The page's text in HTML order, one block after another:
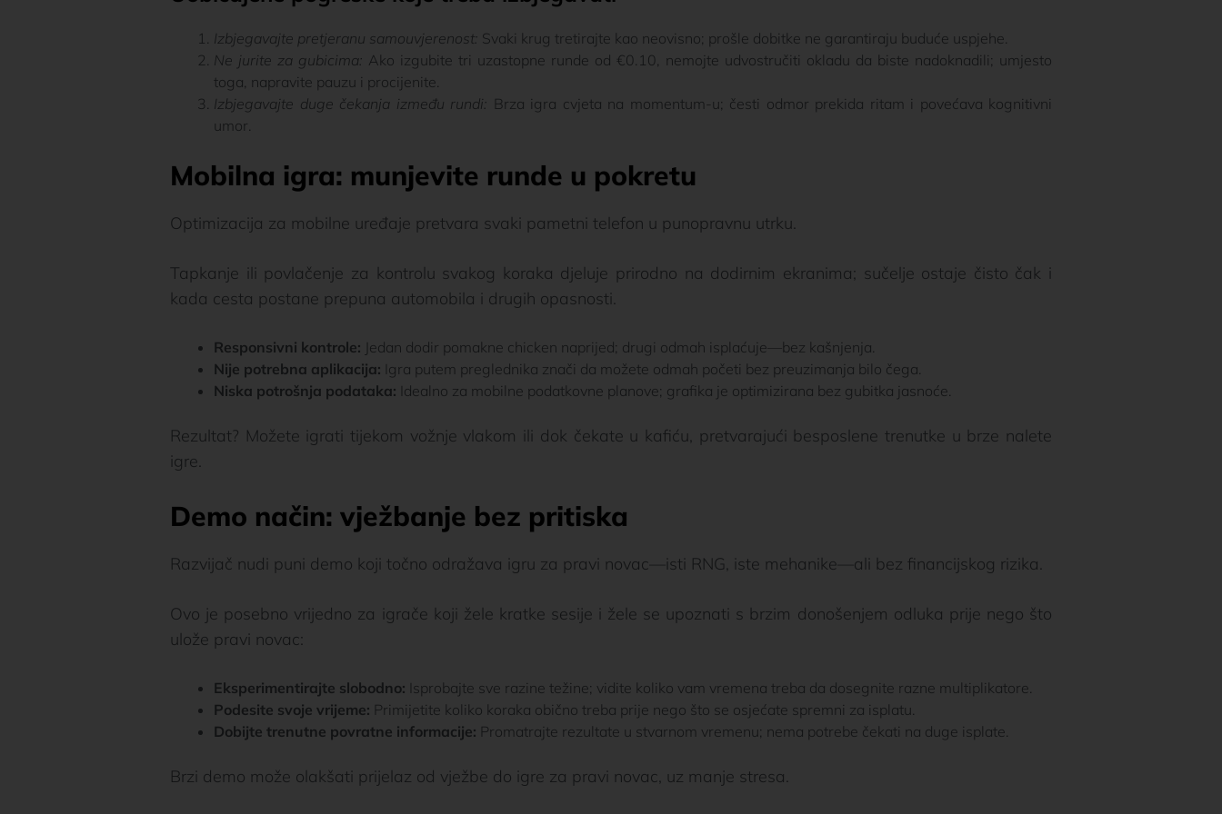
Izbjegavajte pretjeranu samouvjerenost: Svaki krug tretirajte kao neovisno; prošle dobitke ne garantiraju buduće uspjehe.
Ne jurite za gubicima: Ako izgubite tri uzastopne runde od €0.10, nemojte udvostručiti okladu da biste nadoknadili; umjesto
toga, napravite pauzu i procijenite.
Izbjegavajte duge čekanja između rundi: Brza igra cvjeta na momentum-u; česti odmor prekida ritam i povećava kognitivni
umor.
Mobilna igra: munjevite runde u pokretu
Optimizacija za mobilne uređaje pretvara svaki pametni telefon u punopravnu utrku.
Tapkanje ili povlačenje za kontrolu svakog koraka djeluje prirodno na dodirnim ekranima; sučelje ostaje čisto čak i
kada cesta postane prepuna automobila i drugih opasnosti.
Responsivni kontrole: Jedan dodir pomakne chicken naprijed; drugi odmah isplaćuje—bez kašnjenja.
Nije potrebna aplikacija: Igra putem preglednika znači da možete odmah početi bez preuzimanja bilo čega.
Niska potrošnja podataka: Idealno za mobilne podatkovne planove; grafika je optimizirana bez gubitka jasnoće.
Rezultat? Možete igrati tijekom vožnje vlakom ili dok čekate u kafiću, pretvarajući besposlene trenutke u brze nalete
igre.
Demo način: vježbanje bez pritiska
Razvijač nudi puni demo koji točno odražava igru za pravi novac—isti RNG, iste mehanike—ali bez financijskog rizika.
Ovo je posebno vrijedno za igrače koji žele kratke sesije i žele se upoznati s brzim donošenjem odluka prije nego što
ulože pravi novac:
Eksperimentirajte slobodno: Isprobajte sve razine težine; vidite koliko vam vremena treba da dosegnite razne multiplikatore.
Podesite svoje vrijeme: Primijetite koliko koraka obično treba prije nego što se osjećate spremni za isplatu.
Dobijte trenutne povratne informacije: Promatrajte rezultate u stvarnom vremenu; nema potrebe čekati na duge isplate.
Brzi demo može olakšati prijelaz od vježbe do igre za pravi novac, uz manje stresa.